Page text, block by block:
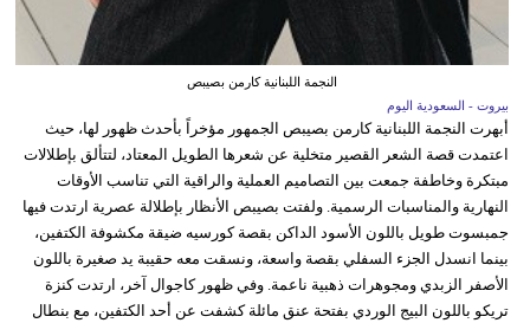
النجمة اللبنانية كارمن بصيبص
بيروت - السعودية اليوم
أبهرت النجمة اللبنانية كارمن بصيبص الجمهور مؤخراً بأحدث ظهور لها، حيث
اعتمدت قصة الشعر القصير متخلية عن شعرها الطويل المعتاد، لتتألق بإطلالات
مبتكرة وخاطفة جمعت بين التصاميم العملية والراقية التي تناسب الأوقات
النهارية والمناسبات الرسمية. ولفتت بصيبص الأنظار بإطلالة عصرية ارتدت فيها
جمبسوت طويل باللون الأسود الداكن بقصة كورسيه ضيقة مكشوفة الكتفين،
بينما انسدل الجزء السفلي بقصة واسعة، ونسقت معه حقيبة يد صغيرة باللون
الأصفر الزبدي ومجوهرات ذهبية ناعمة. وفي ظهور كاجوال آخر، ارتدت كنزة
تريكو باللون البيج الوردي بفتحة عنق مائلة كشفت عن أحد الكتفين، مع بنطال